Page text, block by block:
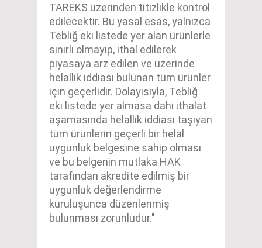
TAREKS üzerinden titizlikle kontrol
edilecektir. Bu yasal esas, yalnızca
Tebliğ eki listede yer alan ürünlerle
sınırlı olmayıp, ithal edilerek
piyasaya arz edilen ve üzerinde
helallik iddiası bulunan tüm ürünler
için geçerlidir. Dolayısıyla, Tebliğ
eki listede yer almasa dahi ithalat
aşamasında helallik iddiası taşıyan
tüm ürünlerin geçerli bir helal
uygunluk belgesine sahip olması
ve bu belgenin mutlaka HAK
tarafından akredite edilmiş bir
uygunluk değerlendirme
kuruluşunca düzenlenmiş
bulunması zorunludur."